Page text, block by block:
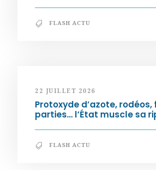
FLASH ACTU
22 JUILLET 2026
Protoxyde d’azote, rodéos,
parties… l’État muscle sa
FLASH ACTU